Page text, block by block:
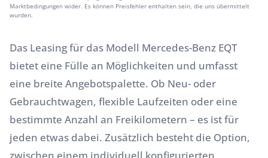
Marktbedingungen wider. Es können Preisfehler enthalten sein, die uns übermittelt
wurden.
Das Leasing für das Modell Mercedes-Benz EQT
bietet eine Fülle an Möglichkeiten und umfasst
eine breite Angebotspalette. Ob Neu- oder
Gebrauchtwagen, flexible Laufzeiten oder eine
bestimmte Anzahl an Freikilometern – es ist für
jeden etwas dabei. Zusätzlich besteht die Option,